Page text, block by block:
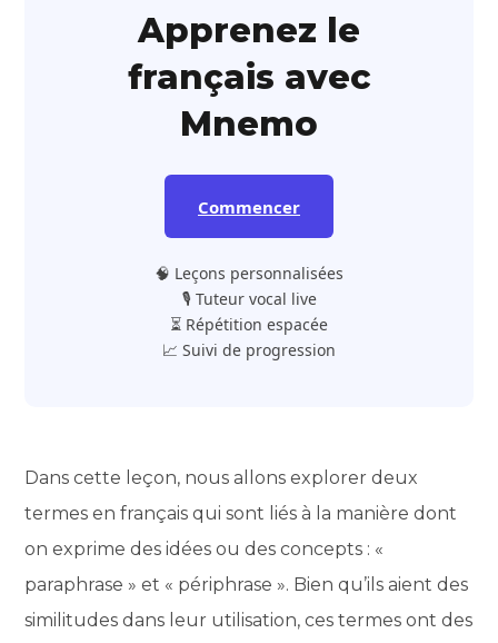
Apprenez le
français avec
Mnemo
Commencer
🧠 Leçons personnalisées
🎙️ Tuteur vocal live
⏳ Répétition espacée
📈 Suivi de progression
Dans cette leçon, nous allons explorer deux
termes en français qui sont liés à la manière dont
on exprime des idées ou des concepts : «
paraphrase » et « périphrase ». Bien qu’ils aient des
similitudes dans leur utilisation, ces termes ont des